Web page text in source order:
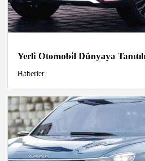
Yerli Otomobil Dünyaya
Haberler